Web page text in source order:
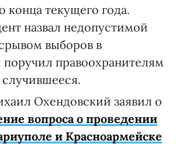
конца текущего года.
назвал недопустимой
выборов в
правоохранителям
случившееся.
Охендовский заявил о
вопроса о проведении
и Красноармейске